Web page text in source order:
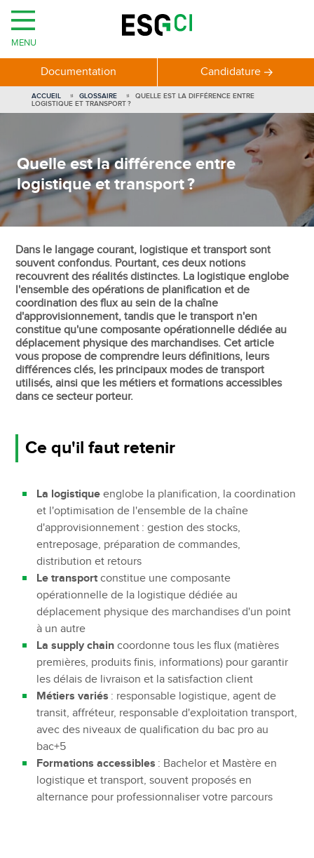
Quelle est la différence entre
logistique et transport ?
ACCUEIL GLOSSAIRE
QUELLE EST LA DIFFÉRENCE ENTRE
LOGISTIQUE ET TRANSPORT ?
Dans le langage courant, logistique et transport sont
souvent confondus. Pourtant, ces deux notions
recouvrent des réalités distinctes. La logistique englobe
l'ensemble des opérations de planification et de
coordination des flux au sein de la chaîne
d'approvisionnement, tandis que le transport n'en
constitue qu'une composante opérationnelle dédiée au
déplacement physique des marchandises. Cet article
vous propose de comprendre leurs définitions, leurs
différences clés, les principaux modes de transport
utilisés, ainsi que les métiers et formations accessibles
dans ce secteur porteur.
Ce qu'il faut retenir
La logistique englobe la planification, la coordination
et l'optimisation de l'ensemble de la chaîne
d'approvisionnement : gestion des stocks,
entreposage, préparation de commandes,
distribution et retours
Le transport constitue une composante
opérationnelle de la logistique dédiée au
déplacement physique des marchandises d'un point
à un autre
La supply chain coordonne tous les flux (matières
premières, produits finis, informations) pour garantir
les délais de livraison et la satisfaction client
Métiers variés : responsable logistique, agent de
transit, affréteur, responsable d'exploitation transport,
avec des niveaux de qualification du bac pro au
bac+5
Formations accessibles : Bachelor et Mastère en
logistique et transport, souvent proposés en
alternance pour professionnaliser votre parcours
MENU
Documentation Candidature